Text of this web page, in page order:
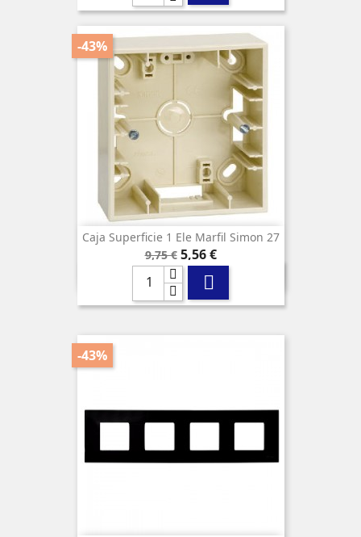
Caja Superficie 1 Ele Marfil Simon 27
Precio
base
9,75 €
-43%
Precio
5,56 €

-43%